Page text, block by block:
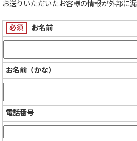
お送りいただいたお客様の情報が外部に
必須 お名前
お名前（かな）
電話番号